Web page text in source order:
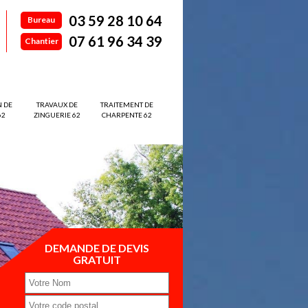
Bureau 03 59 28 10 64
Chantier 07 61 96 34 39
DE
TRAVAUX DE
ZINGUERIE 62
TRAITEMENT DE
CHARPENTE 62
DEMANDE DE DEVIS
GRATUIT